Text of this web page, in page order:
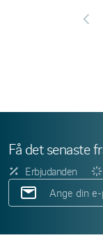
Få det senaste
Erbjudanden